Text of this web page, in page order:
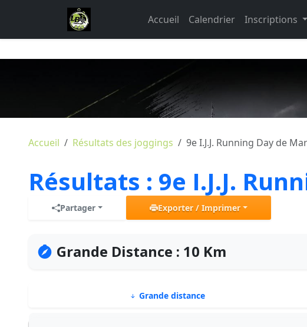
Accueil Calendrier Inscriptions
Accueil Résultats des joggings 9e I.J.J. Running Day de
Résultats : 9e I.J.J.
Partager Exporter / Imprimer
Grande Distance : 10 Km
Grande distance